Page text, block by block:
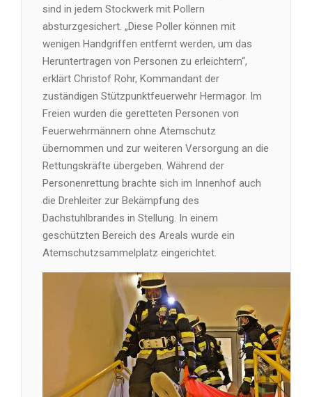
sind in jedem Stockwerk mit Pollern
absturzgesichert. „Diese Poller können mit
wenigen Handgriffen entfernt werden, um das
Heruntertragen von Personen zu erleichtern“,
erklärt Christof Rohr, Kommandant der
zuständigen Stützpunktfeuerwehr Hermagor. Im
Freien wurden die geretteten Personen von
Feuerwehrmännern ohne Atemschutz
übernommen und zur weiteren Versorgung an die
Rettungskräfte übergeben. Während der
Personenrettung brachte sich im Innenhof auch
die Drehleiter zur Bekämpfung des
Dachstuhlbrandes in Stellung. In einem
geschützten Bereich des Areals wurde ein
Atemschutzsammelplatz eingerichtet.